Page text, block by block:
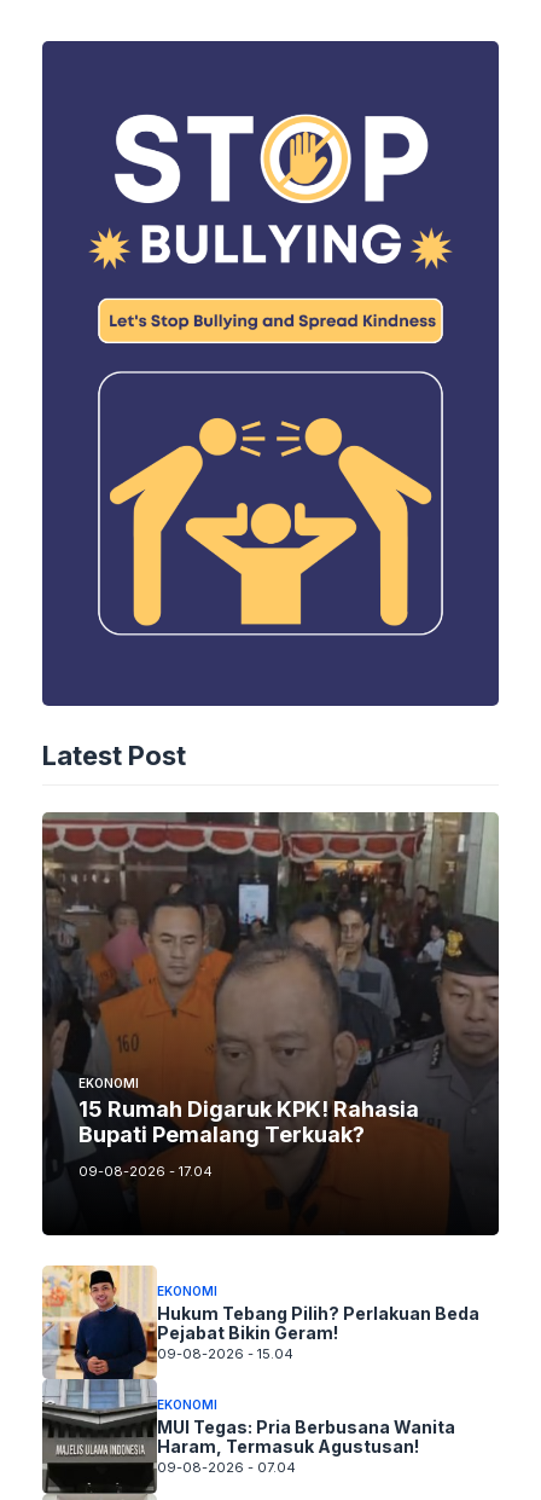
Latest Post
EKONOMI
15 Rumah Digaruk KPK! Rahasia
Bupati Pemalang Terkuak?
09-08-2026 - 17.04
EKONOMI
Hukum Tebang Pilih? Perlakuan Beda
Pejabat Bikin Geram!
09-08-2026 - 15.04
EKONOMI
MUI Tegas: Pria Berbusana Wanita
Haram, Termasuk Agustusan!
09-08-2026 - 07.04